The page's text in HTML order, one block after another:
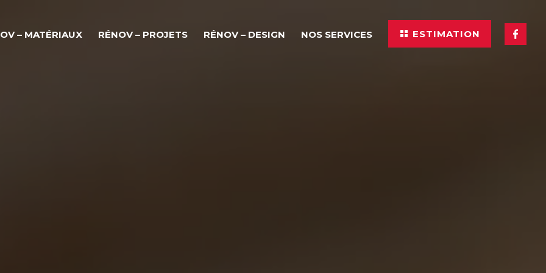
– MATÉRIAUX RÉNOV – PROJETS RÉNOV – DESIGN NOS SERVICES ESTIMATION